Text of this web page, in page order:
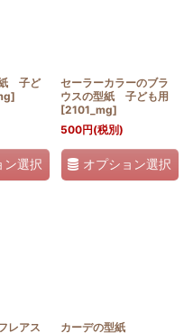
子ど
]
ン選択
セーラーカラーのブラ
ウスの型紙 子ども用
[2101_mg]
500円(税別)
オプション選択
レアス
カーデの型紙